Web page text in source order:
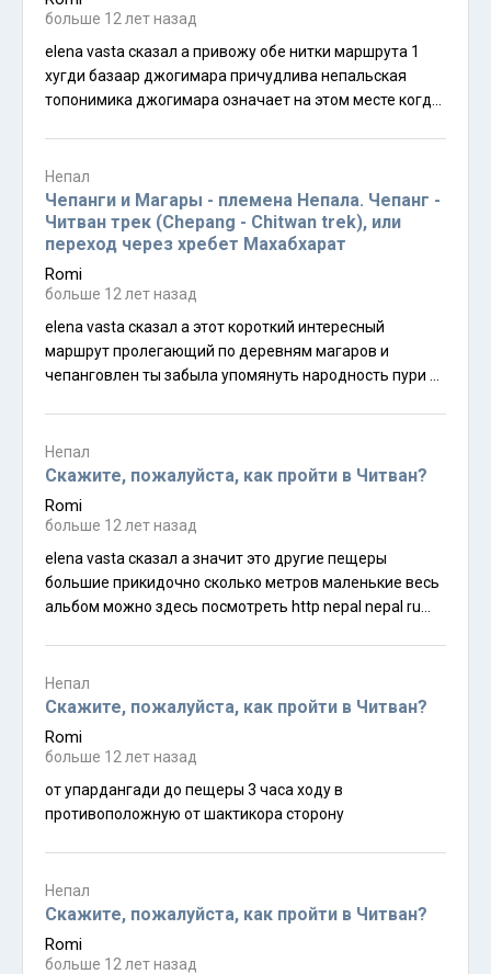
больше 12 лет назад
elena vasta сказал а привожу обе нитки маршрута 1
хугди базаар джогимара причудлива непальская
топонимика джогимара означает на этом месте когда
Непал
Чепанги и Магары - племена Непала. Чепанг -
Читван трек (Chepang - Chitwan trek), или
переход через хребет Махабхарат
Romi
больше 12 лет назад
elena vasta сказал а этот короткий интересный
маршрут пролегающий по деревням магаров и
чепанговлен ты забыла упомянуть народность пури их
пикантное фото молодой чепангской мамочки elena
vasta сказал а честно говоря я так и не уловила
разницу в облике между чепангами и магарами есть
нюанс у чепангов веки как будто припухшие по
миндалевидный рот
Непал
Скажите, пожалуйста, как пройти в Читван?
Romi
больше 12 лет назад
elena vasta сказал а значит это другие пещеры
большие прикидочно сколько метров маленькие весь
альбом можно здесь посмотреть http nepal nepal ru
Непал
Скажите, пожалуйста, как пройти в Читван?
Romi
больше 12 лет назад
от упардангади до пещеры 3 часа ходу в
противоположную от шактикора сторону
Непал
Скажите, пожалуйста, как пройти в Читван?
Romi
больше 12 лет назад